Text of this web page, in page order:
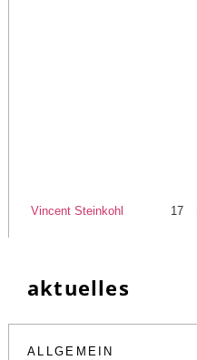
Vincent Steinkohl 17
aktuelles
ALLGEMEIN